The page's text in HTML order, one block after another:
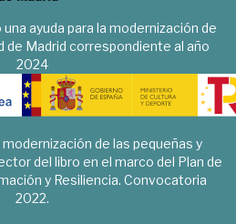
ayuda para la modernización de
de Madrid correspondiente al año
2024
modernización de las pequeñas y
del libro en el marco del Plan de
y Resiliencia. Convocatoria
2022.